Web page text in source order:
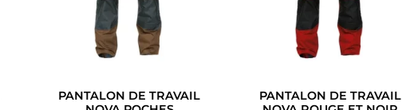
PANTALON DE TRAVAIL
PANTALON DE TRAVAIL